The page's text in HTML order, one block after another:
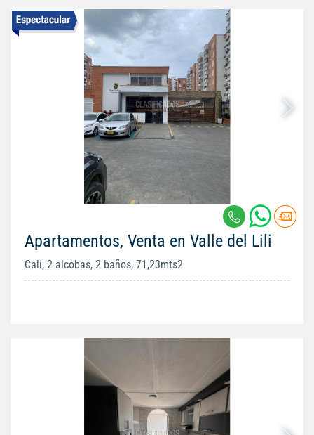
Apartamentos, Venta en Valle del Lili
Cali, 2 alcobas, 2 baños, 71,23mts2